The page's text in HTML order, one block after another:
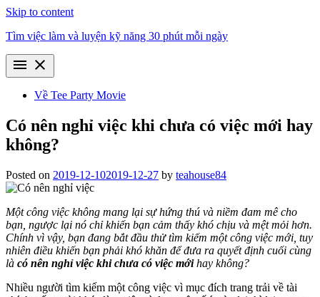
Skip to content
Tìm việc làm và luyện kỹ năng 30 phút mỗi ngày
menu close
Về Tee Party Movie
Có nên nghỉ việc khi chưa có việc mới hay
không?
Posted on 2019-12-102019-12-27 by teahouse84
Một công việc không mang lại sự hứng thú và niềm đam mê cho
bạn, ngược lại nó chỉ khiến bạn cảm thấy khó chịu và mệt mỏi hơn.
Chính vì vậy, bạn đang bắt đầu thử tìm kiếm một công việc mới, tuy
nhiên điều khiến bạn phải khó khăn để đưa ra quyết định cuối cùng
là có nên nghỉ việc khi chưa có việc mớihay không?
Nhiều người tìm kiếm một công việc vì mục đích trang trải về tài